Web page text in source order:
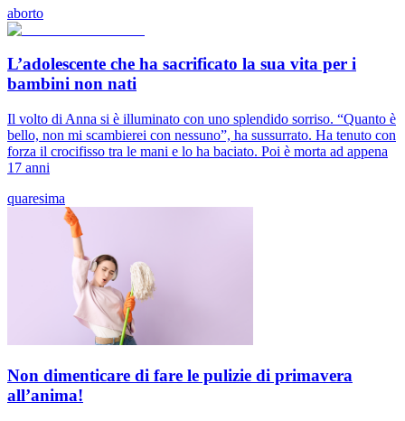
aborto
L’adolescente che ha sacrificato la sua vita per i
bambini non nati
Il volto di Anna si è illuminato con uno splendido sorriso. “Quanto è
bello, non mi scambierei con nessuno”, ha sussurrato. Ha tenuto con
forza il crocifisso tra le mani e lo ha baciato. Poi è morta ad appena
17 anni
quaresima
Non dimenticare di fare le pulizie di primavera
all’anima!